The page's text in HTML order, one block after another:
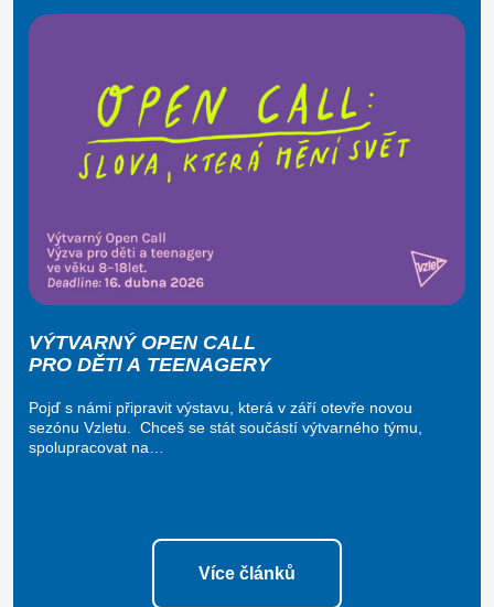
VÝTVARNÝ OPEN CALL
PRO DĚTI A TEENAGERY
Pojď s námi připravit výstavu, která v září otevře novou
sezónu Vzletu. Chceš se stát součástí výtvarného týmu,
spolupracovat na…
Více článků